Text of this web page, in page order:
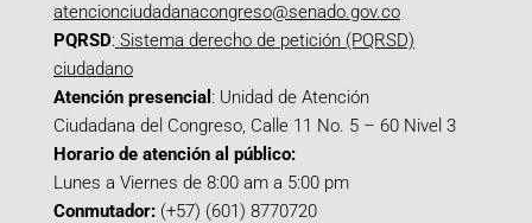
atencionciudadanacongreso@senado.gov.co
PQRSD: Sistema derecho de petición (PQRSD)
ciudadano
Atención presencial : Unidad de Atención
Ciudadana del Congreso, Calle 11 No. 5 – 60 Nivel 3
Horario de atención al público:
Lunes a Viernes de 8:00 am a 5:00 pm
Conmutador: (+57) (601) 8770720